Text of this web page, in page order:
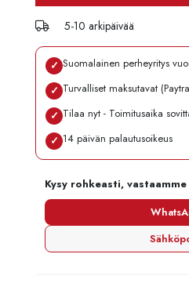
5-10 arkipäivää
✓ Suomalainen perheyritys
✓ Turvalliset maksutavat
✓ Tilaa nyt - Toimitusaika
✓ 14 päivän palautusoikeus
Kysy rohkeasti,